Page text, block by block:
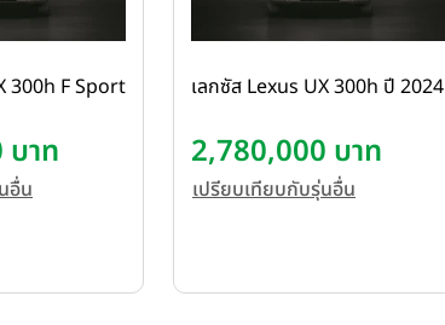
300h F Sport
บาท
อื่น
เลกซัส Lexus UX 300h ปี 2024
2,780,000 บาท
เปรียบเทียบกับรุ่นอื่น